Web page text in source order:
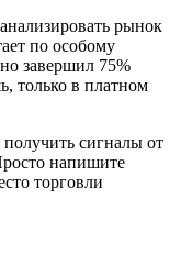
рынок
по особому
завершил 75%
только в платном
сигналы от
напишите
торговли